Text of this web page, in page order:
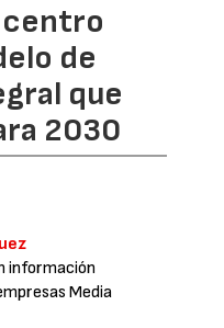
centro
de
que
2030
información
Media